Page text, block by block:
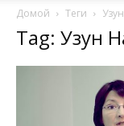
Домой Теги
Tag: Узун